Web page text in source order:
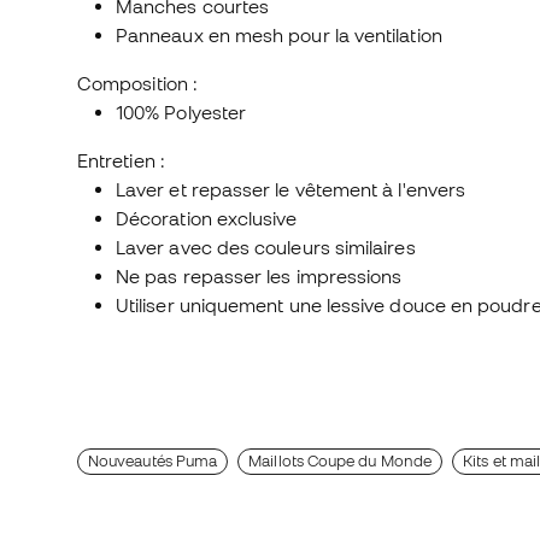
Manches courtes
Panneaux en mesh pour la ventilation
Composition :
100% Polyester
Entretien :
Laver et repasser le vêtement à l'envers
Décoration exclusive
Laver avec des couleurs similaires
Ne pas repasser les impressions
Utiliser uniquement une lessive douce en
Nouveautés Puma Maillots Coupe du Monde Kits et